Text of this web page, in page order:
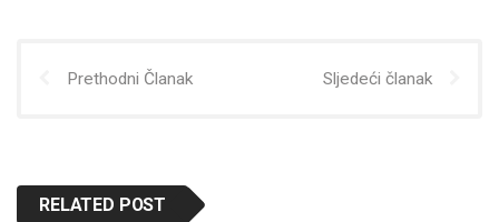
Prethodni Članak Sljedeći članak
RELATED POST